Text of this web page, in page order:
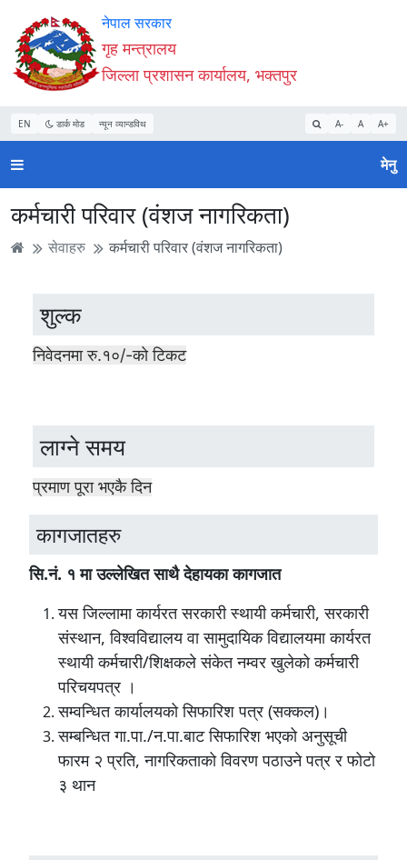
Accessibility
Mode
सुरु
गर्नुहोस्
सामाग्री
पढ्नुहाेस्
नेभिगेसन
पढ्नुहाेस्
वेबसाइट
खोजमा
जानुहोस्
नेपाल सरकार
गृह मन्त्रालय
जिल्ला प्रशासन कार्यालय, भक्तपुर
EN डार्क मोड न्यून व्यान्डविथ A- A A+
मेनु
कर्मचारी परिवार (वंशज नागरिकता)
सेवाहरु कर्मचारी परिवार (वंशज नागरिकता)
शुल्क
निवेदनमा रु.१०/-को टिकट
लाग्ने समय
प्रमाण पूरा भएकै दिन
कागजातहरु
सि.नं. १ मा उल्लेखित साथै देहायका कागजात
यस जिल्लामा कार्यरत सरकारी स्थायी कर्मचारी, सरकारी
संस्थान, विश्वविद्यालय वा सामुदायिक विद्यालयमा कार्यरत
स्थायी कर्मचारी/शिक्षकले संकेत नम्वर खुलेको कर्मचारी
परिचयपत्र ।
सम्वन्धित कार्यालयको सिफारिश पत्र (सक्कल)।
सम्बन्धित गा.पा./न.पा.बाट सिफारिश भएको अनुसूची
फारम २ प्रति, नागरिकताको विवरण पठाउने पत्र र फोटो
३ थान